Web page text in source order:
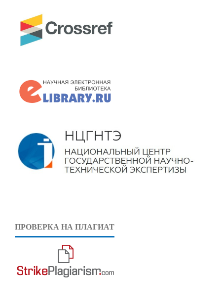
ПРОВЕРКА НА ПЛАГИАТ